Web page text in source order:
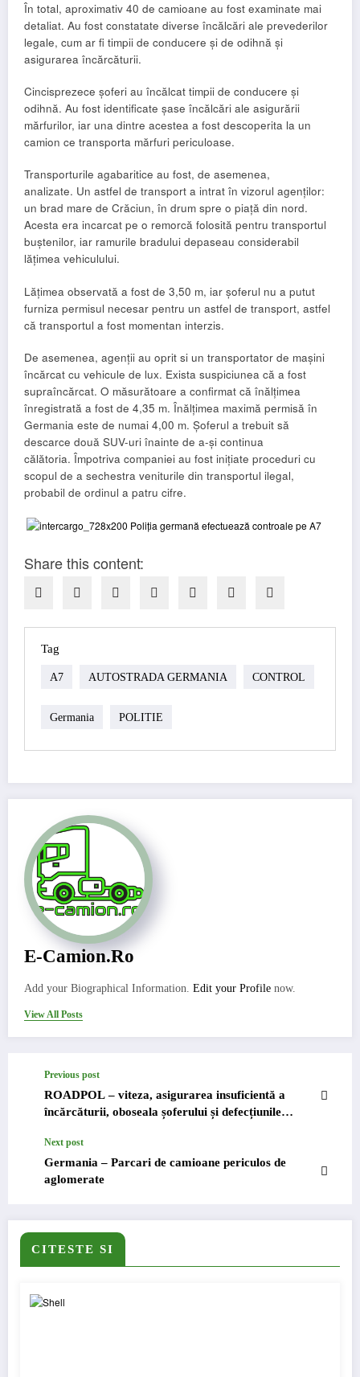
În total, aproximativ 40 de camioane au fost examinate mai
detaliat. Au fost constatate diverse încălcări ale prevederilor
legale, cum ar fi timpii de conducere și de odihnă și
asigurarea încărcăturii.
Cincisprezece șoferi au încălcat timpii de conducere și
odihnă. Au fost identificate șase încălcări ale asigurării
mărfurilor, iar una dintre acestea a fost descoperita la un
camion ce transporta mărfuri periculoase.
Transporturile agabaritice au fost, de asemenea,
analizate. Un astfel de transport a intrat în vizorul agenților:
un brad mare de Crăciun, în drum spre o piață din nord.
Acesta era incarcat pe o remorcă folosită pentru transportul
buștenilor, iar ramurile bradului depaseau considerabil
lățimea vehiculului.
Lățimea observată a fost de 3,50 m, iar șoferul nu a putut
furniza permisul necesar pentru un astfel de transport, astfel
că transportul a fost momentan interzis.
De asemenea, agenții au oprit si un transportator de mașini
încărcat cu vehicule de lux. Exista suspiciunea că a fost
supraîncărcat. O măsurătoare a confirmat că înălțimea
înregistrată a fost de 4,35 m. Înălțimea maximă permisă în
Germania este de numai 4,00 m. Șoferul a trebuit să
descarce două SUV-uri înainte de a-și continua
călătoria. Împotriva companiei au fost inițiate proceduri cu
scopul de a sechestra veniturile din transportul ilegal,
probabil de ordinul a patru cifre.
Share this content:
Tag
A7 AUTOSTRADA GERMANIA CONTROL
Germania POLITIE
E-Camion.ro
Add your Biographical Information. Edit your Profile now.
View All Posts
Previous post
ROADPOL – viteza, asigurarea insuficientă a
încărcăturii, oboseala șoferului și defecțiunile
cauze ale accidentelor grave
Next post
Germania – Parcari de camioane periculos de
aglomerate
CITESTE SI